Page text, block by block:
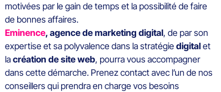
motivées par le gain de temps et la possibilité de faire
de bonnes affaires.
Eminence, agence de marketing digital, de par son
expertise et sa polyvalence dans la stratégiedigitalet
lacréation de siteweb, pourra vous accompagner
dans cette démarche. Prenez contact avec l’un de nos
conseillers qui prendra en charge vos besoins